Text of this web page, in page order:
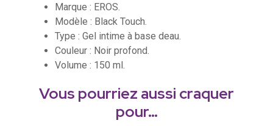
Marque : EROS.
Modèle : Black Touch.
Type : Gel intime à base deau.
Couleur : Noir profond.
Volume : 150 ml.
Vous pourriez aussi craquer
pour…